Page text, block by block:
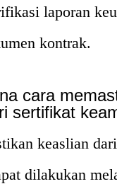
laporan
kontrak.
cara
sertifikat
keaslian
dilakukan